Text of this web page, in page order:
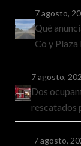
7 agosto,
Qué
Co y
7 agosto,
Dos
rescatados
7 agosto,